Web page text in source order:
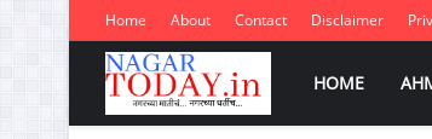
Home About Contact Disclaimer
HOME